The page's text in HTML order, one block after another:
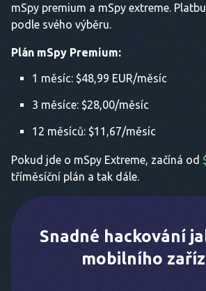
mSpy premium a mSpy extreme.
podle svého výběru.
Plán mSpy Premium:
1 měsíc: $48,99 EUR/měsíc
3 měsíce: $28,00/měsíc
12 měsíců: $11,67/měsíc
Pokud jde o mSpy Extreme, začíná od
tříměsíční plán a tak dále.
Snadné hackování
mobilního